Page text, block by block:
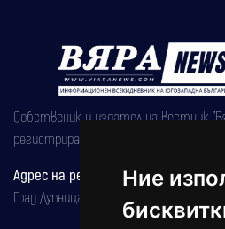
Ние
Собственик и издател на вестник
регистрирана на 08.05.2002 година.
Адрес на редакцията
Град Дупница, ул.''Христо Ботев" 43